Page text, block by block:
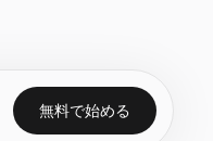
無料で始める